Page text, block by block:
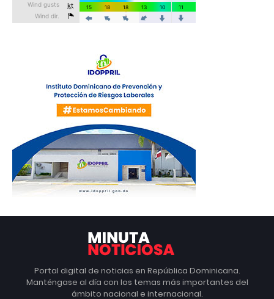
Portal digital de noticias en República Dominicana.
Manténgase al día con los temas más importantes del
ámbito nacional e internacional.